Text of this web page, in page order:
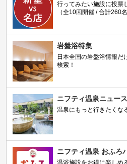
行ってみたい施設に投票
（全10回開催 / 合計260名
岩盤浴特集
日本全国の岩盤浴情報だ
検索！
ニフティ温泉ニュース
温泉にもっと行きたくな
ニフティ温泉 おふろ